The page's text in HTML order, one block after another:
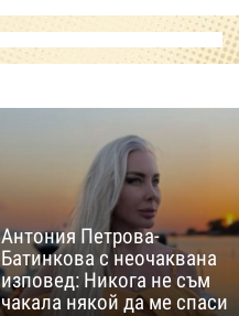
Антония Петрова-
Батинкова с неочаквана
изповед: Никога не съм
чакала някой да ме спаси